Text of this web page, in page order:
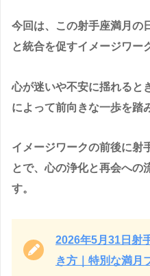
今回は、この射手座満月の
と統合を促すイメージワー
心が迷いや不安に揺れると
によって前向きな一歩を踏
イメージワークの前後に射
とで、心の浄化と再会への
す。
2026年5月31日射
き方｜特別な満月